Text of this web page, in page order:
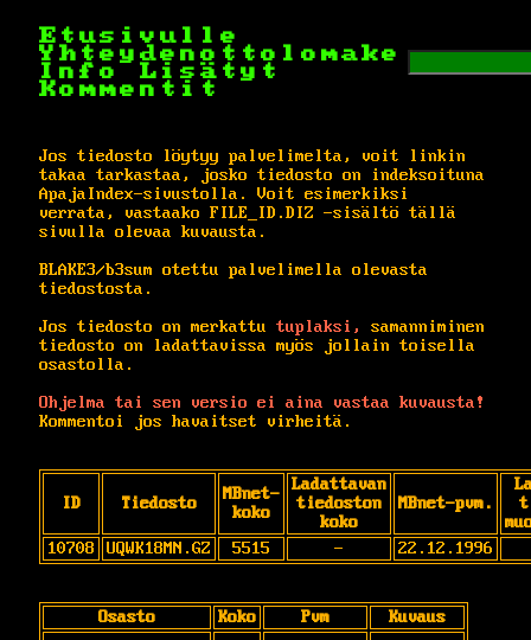
Etusivulle
Yhteydenottolomake
Info
Lisätyt
Kommentit
Jos tiedosto löytyy palvelimelta, voit linkin
takaa tarkastaa, josko tiedosto on indeksoituna
ApajaIndex-sivustolla. Voit esimerkiksi
verrata, vastaako FILE_ID.DIZ -sisältö tällä
sivulla olevaa kuvausta.
BLAKE3/b3sum otettu palvelimella olevasta
tiedostosta.
Jos tiedosto on merkattu tuplaksi,
samanniminen
tiedosto on ladattavissa myös jollain toisella
osastolla.
Ohjelma tai sen versio ei aina vastaa kuvausta!
Kommentoi jos havaitset virheitä.
ID Tiedosto
MBnet-
koko
Ladattavan
tiedoston
koko
MBnet-pvm.
10708
UQWK18MN.GZ 5515 - 22.12.1996
Osasto Koko Pvm Kuvaus